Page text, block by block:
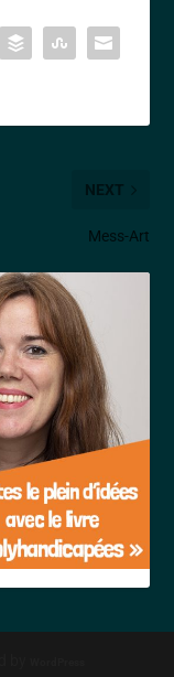
NEXT
Mess-Art